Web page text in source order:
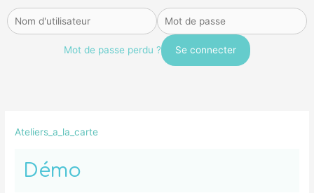
Mot de passe perdu ?
Ateliers_a_la_carte
Démo